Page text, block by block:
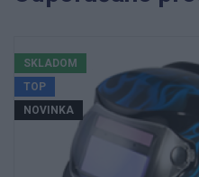
SKLADOM
TOP
NOVINKA